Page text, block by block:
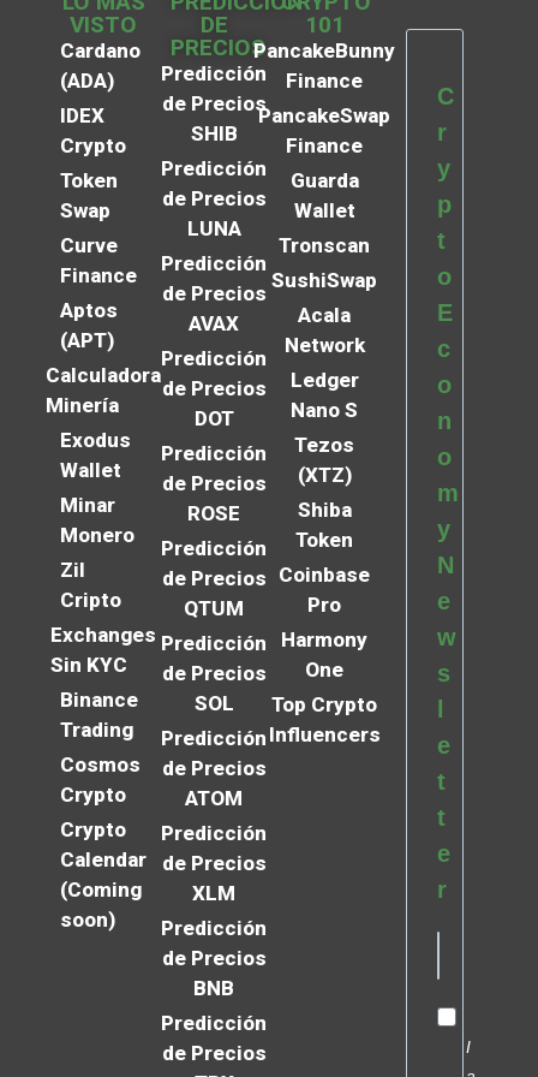
VISTO
Cardano
(ADA)
IDEX
Crypto
Token
Swap
Curve
Finance
Aptos
(APT)
Calculadora
Minería
Exodus
Wallet
Minar
Monero
Zil
Cripto
Exchanges
Sin KYC
Binance
Trading
Cosmos
Crypto
Crypto
Calendar
(Coming
soon)
DE
PRECIOS
Predicción
de Precios
SHIB
Predicción
de Precios
LUNA
Predicción
de Precios
AVAX
Predicción
de Precios
DOT
Predicción
de Precios
ROSE
Predicción
de Precios
QTUM
Predicción
de Precios
SOL
Predicción
de Precios
ATOM
Predicción
de Precios
XLM
Predicción
de Precios
BNB
Predicción
de Precios
101
PancakeBunny
Finance
PancakeSwap
Finance
Guarda
Wallet
Tronscan
SushiSwap
Acala
Network
Ledger
Nano S
Tezos
(XTZ)
Shiba
Token
Coinbase
Pro
Harmony
One
Top Crypto
Influencers
C
r
y
p
t
o
E
c
o
n
o
m
y
N
e
w
s
e
t
t
e
r
I